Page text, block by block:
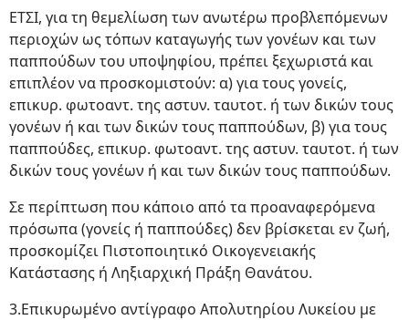
ΕΤΣΙ, για τη θεμελίωση των ανωτέρω προβλεπόμενων
περιοχών ως τόπων καταγωγής των γονέων και των
παππούδων του υποψηφίου, πρέπει ξεχωριστά και
επιπλέον να προσκομιστούν: α) για τους γονείς,
επικυρ. φωτοαντ. της αστυν. ταυτοτ. ή των δικών τους
γονέων ή και των δικών τους παππούδων, β) για τους
παππούδες, επικυρ. φωτοαντ. της αστυν. ταυτοτ. ή των
δικών τους γονέων ή και των δικών τους παππούδων.
Σε περίπτωση που κάποιο από τα προαναφερόμενα
πρόσωπα (γονείς ή παππούδες) δεν βρίσκεται εν ζωή,
προσκομίζει Πιστοποιητικό Οικογενειακής
Κατάστασης ή Ληξιαρχική Πράξη Θανάτου.
3.Επικυρωμένο αντίγραφο Απολυτηρίου Λυκείου με